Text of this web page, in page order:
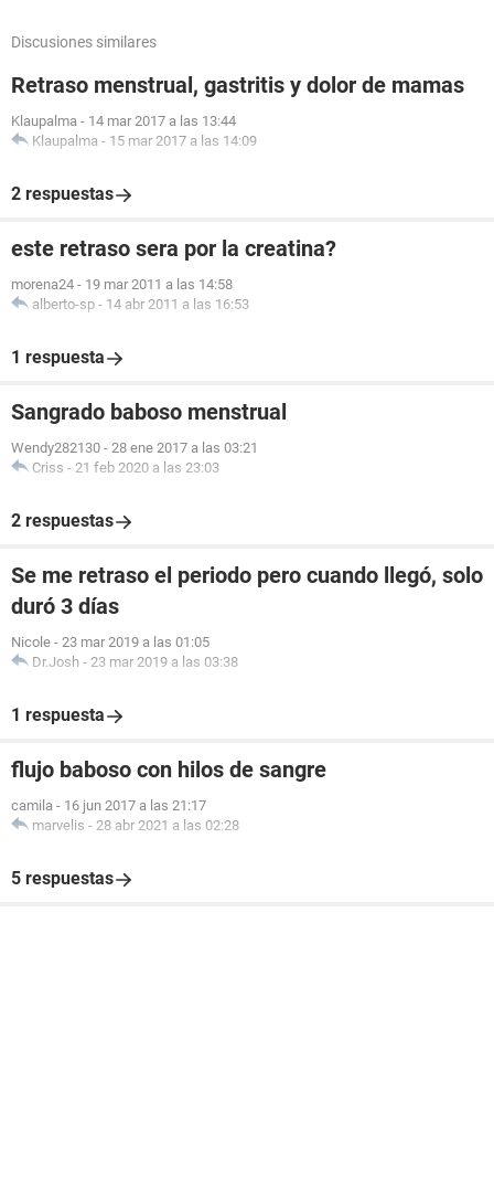
Discusiones similares
Retraso menstrual, gastritis y dolor de mamas
Klaupalma - 14 mar 2017 a las 13:44
Klaupalma - 15 mar 2017 a las 14:09
2 respuestas
este retraso sera por la creatina?
morena24 - 19 mar 2011 a las 14:58
alberto-sp - 14 abr 2011 a las 16:53
1 respuesta
Sangrado baboso menstrual
Wendy282130 - 28 ene 2017 a las 03:21
Criss - 21 feb 2020 a las 23:03
2 respuestas
Se me retraso el periodo pero cuando llegó, solo
duró 3 días
Nicole - 23 mar 2019 a las 01:05
Dr.Josh - 23 mar 2019 a las 03:38
1 respuesta
flujo baboso con hilos de sangre
camila - 16 jun 2017 a las 21:17
marvelis - 28 abr 2021 a las 02:28
5 respuestas